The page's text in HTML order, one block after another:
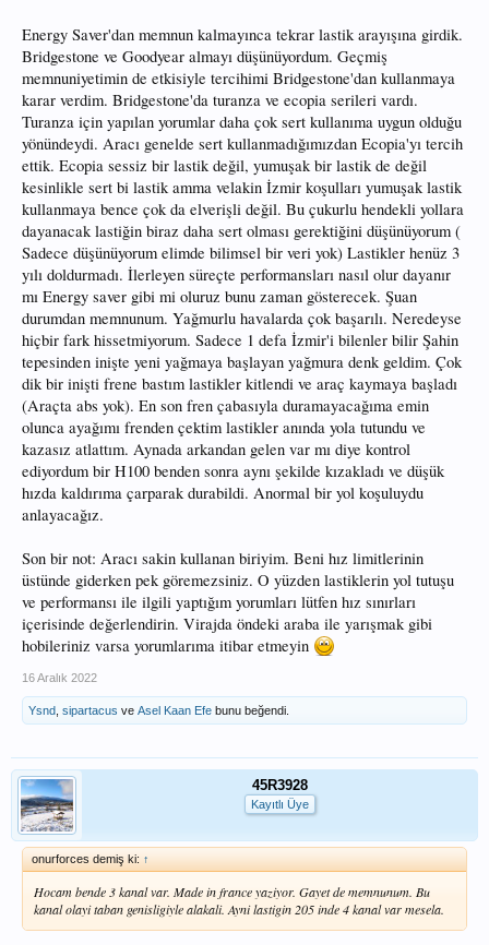
Energy Saver'dan memnun kalmayınca tekrar lastik arayışına girdik.
Bridgestone ve Goodyear almayı düşünüyordum. Geçmiş
memnuniyetimin de etkisiyle tercihimi Bridgestone'dan kullanmaya
karar verdim. Bridgestone'da turanza ve ecopia serileri vardı.
Turanza için yapılan yorumlar daha çok sert kullanıma uygun olduğu
yönündeydi. Aracı genelde sert kullanmadığımızdan Ecopia'yı tercih
ettik. Ecopia sessiz bir lastik değil, yumuşak bir lastik de değil
kesinlikle sert bi lastik amma velakin İzmir koşulları yumuşak lastik
kullanmaya bence çok da elverişli değil. Bu çukurlu hendekli yollara
dayanacak lastiğin biraz daha sert olması gerektiğini düşünüyorum (
Sadece düşünüyorum elimde bilimsel bir veri yok) Lastikler henüz 3
yılı doldurmadı. İlerleyen süreçte performansları nasıl olur dayanır
mı Energy saver gibi mi oluruz bunu zaman gösterecek. Şuan
durumdan memnunum. Yağmurlu havalarda çok başarılı. Neredeyse
hiçbir fark hissetmiyorum. Sadece 1 defa İzmir'i bilenler bilir Şahin
tepesinden inişte yeni yağmaya başlayan yağmura denk geldim. Çok
dik bir inişti frene bastım lastikler kitlendi ve araç kaymaya başladı
(Araçta abs yok). En son fren çabasıyla duramayacağıma emin
olunca ayağımı frenden çektim lastikler anında yola tutundu ve
kazasız atlattım. Aynada arkandan gelen var mı diye kontrol
ediyordum bir H100 benden sonra aynı şekilde kızakladı ve düşük
hızda kaldırıma çarparak durabildi. Anormal bir yol koşuluydu
anlayacağız.
Son bir not: Aracı sakin kullanan biriyim. Beni hız limitlerinin
üstünde giderken pek göremezsiniz. O yüzden lastiklerin yol tutuşu
ve performansı ile ilgili yaptığım yorumları lütfen hız sınırları
içerisinde değerlendirin. Virajda öndeki araba ile yarışmak gibi
hobileriniz varsa yorumlarıma itibar etmeyin
16 Aralık 2022
Ysnd sipartacus ve Asel Kaan Efe bunu beğendi.
45R3928
Kayıtlı Üye
onurforces demiş ki: ↑
Hocam bende 3 kanal var. Made in france yaziyor. Gayet de memnunum. Bu
kanal olayi taban genisligiyle alakali. Ayni lastigin 205 inde 4 kanal var mesela.